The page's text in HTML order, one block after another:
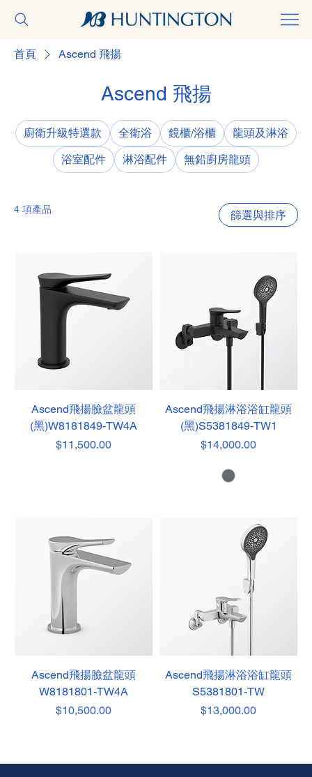
首頁 Ascend 飛揚
Ascend 飛揚
廚衛升級特選款 全衛浴 鏡櫃/浴櫃
龍頭及淋浴
浴室配件
淋浴配件 無鉛廚房龍頭
4 項產品 篩選與排序
Ascend飛揚臉盆龍頭
(黑)W8181849-TW4A
價格
$11,500.00
Ascend飛揚淋浴浴缸龍頭
(黑)S5381849-TW1
價格
$14,000.00
Ascend飛揚臉盆龍頭
W8181801-TW4A
價格
$10,500.00
Ascend飛揚淋浴浴缸龍頭
S5381801-TW
價格
$13,000.00